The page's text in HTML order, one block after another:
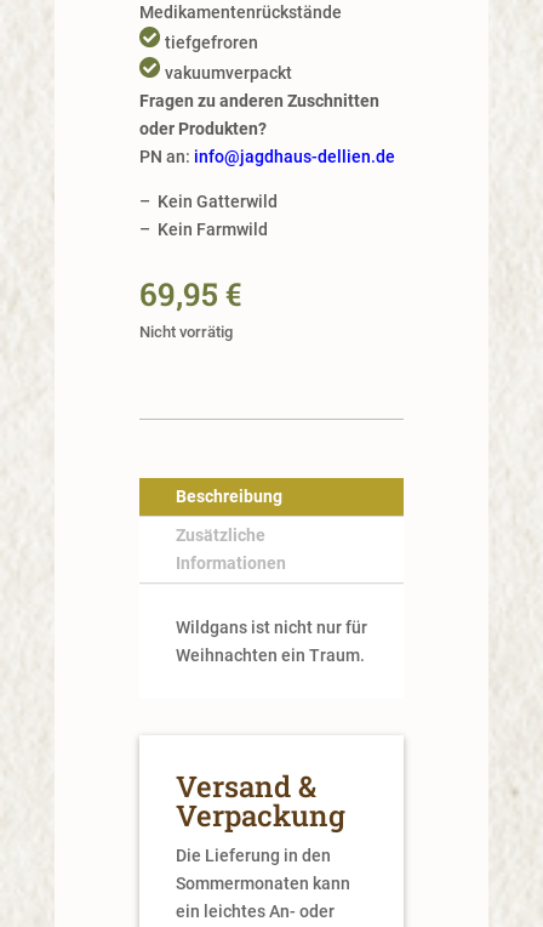
Medikamentenrückstände
tiefgefroren
vakuumverpackt
Fragen zu anderen Zuschnitten
oder Produkten?
PN an: info@jagdhaus-dellien.de
– Kein Gatterwild
– Kein Farmwild
69,95 €
Nicht vorrätig
Beschreibung
Zusätzliche
Informationen
Wildgans ist nicht nur für
Weihnachten ein Traum.
Versand &
Verpackung
Die Lieferung in den
Sommermonaten kann
ein leichtes An- oder